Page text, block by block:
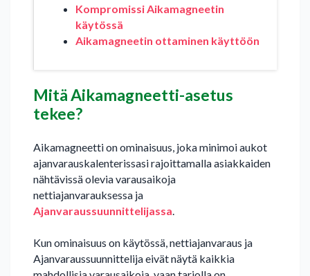
Kompromissi Aikamagneetin
käytössä
Aikamagneetin ottaminen käyttöön
Mitä Aikamagneetti-asetus
tekee?
Aikamagneetti on ominaisuus, joka minimoi aukot
ajanvarauskalenterissasi rajoittamalla asiakkaiden
nähtävissä olevia varausaikoja
nettiajanvarauksessa ja
Ajanvaraussuunnittelijassa.
Kun ominaisuus on käytössä, nettiajanvaraus ja
Ajanvaraussuunnittelija eivät näytä kaikkia